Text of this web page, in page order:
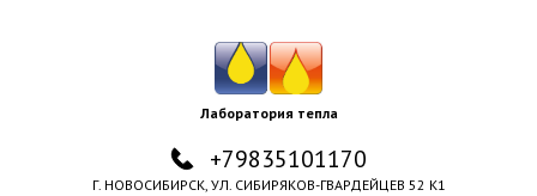
Лаборатория тепла
+79835101170
Г. НОВОСИБИРСК, УЛ. СИБИРЯКОВ-ГВАРДЕЙЦЕВ 52 К1